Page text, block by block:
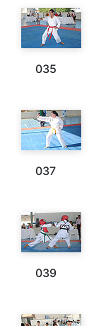
035
037
039